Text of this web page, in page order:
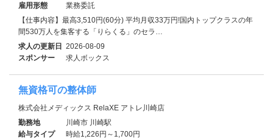
雇用形態
業務委託
【仕事内容】最高3,510円(60分) 平均月収33万円!国内トップクラスの年
間530万人を集客する「りらくる」のセラ…
求人の更新日 2026-08-09
スポンサー
求人ボックス
無資格可の整体師
株式会社メディックス RelaXE アトレ川崎店
勤務地
川崎市 川崎駅
給与タイプ
時給1,226円～1,700円